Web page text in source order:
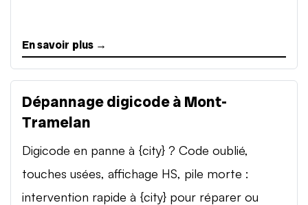
En savoir plus →
Dépannage digicode à Mont-
Tramelan
Digicode en panne à {city} ? Code oublié,
touches usées, affichage HS, pile morte :
intervention rapide à {city} pour réparer ou